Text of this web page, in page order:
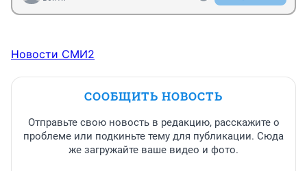
Новости СМИ2
СООБЩИТЬ НОВОСТЬ
Отправьте свою новость в редакцию, расскажите о
проблеме или подкиньте тему для публикации. Сюда
же загружайте ваше видео и фото.